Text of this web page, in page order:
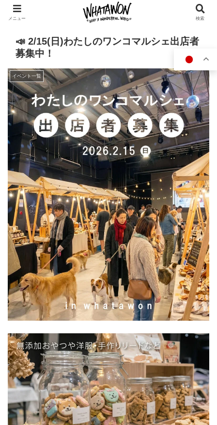
📣 2/15(日)わたしのワンコマルシェ出店者
募集中！
イベント一覧
メニュー 検索